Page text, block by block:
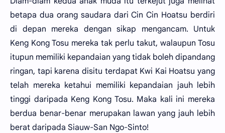
betapa dua orang saudara dari Cin Cin Hoatsu berdiri
di depan mereka dengan sikap mengancam. Untuk
Keng Kong Tosu mereka tak perlu takut, walaupun Tosu
itupun memiliki kepandaian yang tidak boleh dipandang
ringan, tapi karena disitu terdapat Kwi Kai Hoatsu yang
telah mereka ketahui memiliki kepandaian jauh lebih
tinggi daripada Keng Kong Tosu. Maka kali ini mereka
berdua benar-benar merupakan lawan yang jauh lebih
berat daripada Siauw-San Ngo-Sinto!